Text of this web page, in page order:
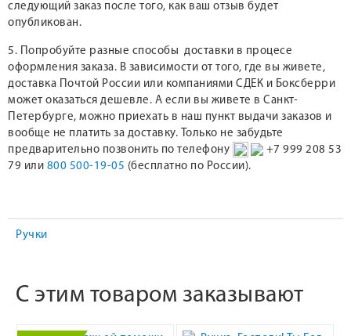
следующий заказ после того, как ваш отзыв будет
опубликован.
5. Попробуйте разные способы доставки в процесе
оформления заказа. В зависимости от того, где вы живете,
доставка Почтой России или компаниями СДЕК и Боксберри
может оказаться дешевле. А если вы живете в Санкт-
Петербурге, можно приехать в наш пункт выдачи заказов и
вообще не платить за доставку. Только не забудьте
предварительно позвонить по телефону
+7 999 208 53
79 или 800 500-19-05 (бесплатно по России).
Ручки
С этим товаром заказывают